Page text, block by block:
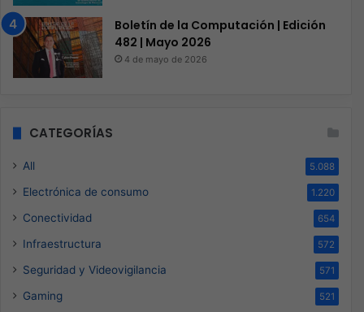
Boletín de la Computación | Edición
482 | Mayo 2026
4 de mayo de 2026
CATEGORÍAS
All 5.088
Electrónica de consumo 1.220
Conectividad 654
Infraestructura 572
Seguridad y Videovigilancia 571
Gaming 521